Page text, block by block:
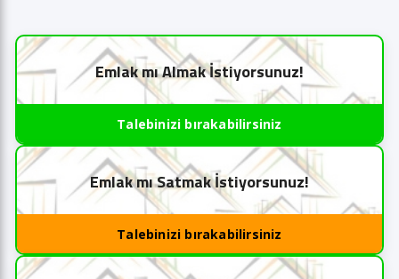
Emlak mı Almak İstiyorsunuz!
Talebinizi bırakabilirsiniz
Emlak mı Satmak İstiyorsunuz!
Talebinizi bırakabilirsiniz